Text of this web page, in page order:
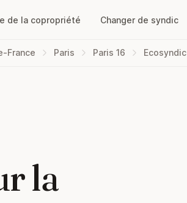
de la copropriété Changer de syndic
France Paris Paris 16 Ecosyndic
la